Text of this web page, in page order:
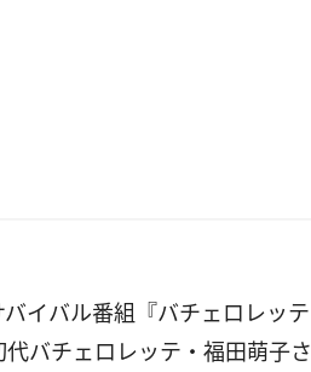
イバル番組『バチェロレッ
バチェロレッテ・福田萌子